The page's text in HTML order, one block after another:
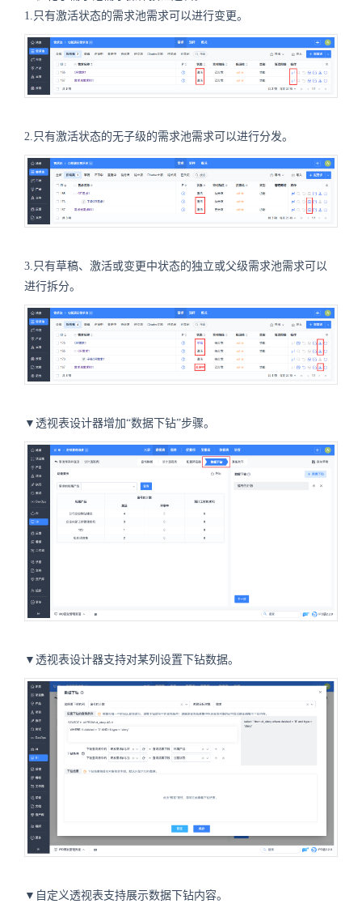
1.只有激活状态的需求池需求可以进行变更。
2.只有激活状态的无子级的需求池需求可以进行分发。
3.只有草稿、激活或变更中状态的独立或父级需求池需求可以
进行拆分。
▼透视表设计器增加“数据下钻”步骤。
▼透视表设计器支持对某列设置下钻数据。
▼自定义透视表支持展示数据下钻内容。